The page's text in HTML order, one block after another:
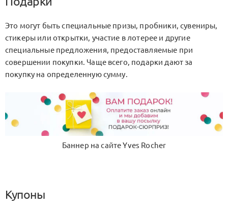
Это могут быть специальные призы, пробники, сувениры,
стикеры или открытки, участие в лотерее и другие
специальные предложения, предоставляемые при
совершении покупки. Чаще всего, подарки дают за
покупку на определенную сумму.
Баннер на сайте Yves Rocher
Купоны